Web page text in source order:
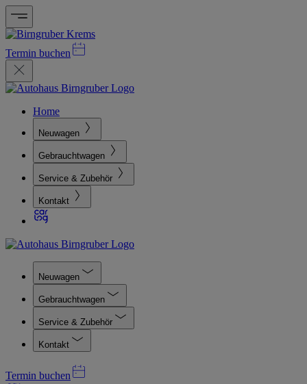
Termin buchen
Home
Neuwagen
Gebrauchtwagen
Service & Zubehör
Kontakt
Neuwagen
Gebrauchtwagen
Service & Zubehör
Kontakt
Termin buchen